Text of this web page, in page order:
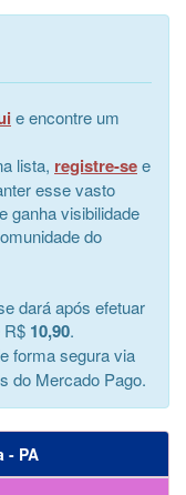
e encontre um
lista, registre-see
esse vasto
ganha visibilidade
do
dará após efetuar
R$ 10,90.
forma segura via
do Mercado Pago.
- PA